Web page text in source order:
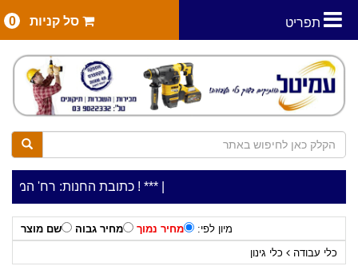
תפריט סל קניות 0
***כתובת החנות: רח' המלאכה 2, ביתן 8 (כניסה מרח' עמל 5) א.ת.פארק אפק, ראש העין******כלי עבודה להשכרה בתעריף יומי משתלם ! ***
מיון לפי: מחיר נמוך מחיר גבוה
שם מוצר
כלי עבודה
כלי גינון